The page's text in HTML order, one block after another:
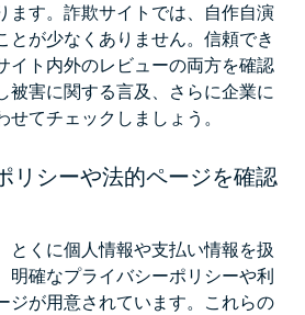
ます。詐欺サイトでは、自作自演
とが少なくありません。信頼でき
イト内外のレビューの両方を確認
被害に関する言及、さらに企業に
てチェックしましょう。
リシーや法的ページを確認
とくに個人情報や支払い情報を扱
明確なプライバシーポリシーや利
ジが用意されています。これらの